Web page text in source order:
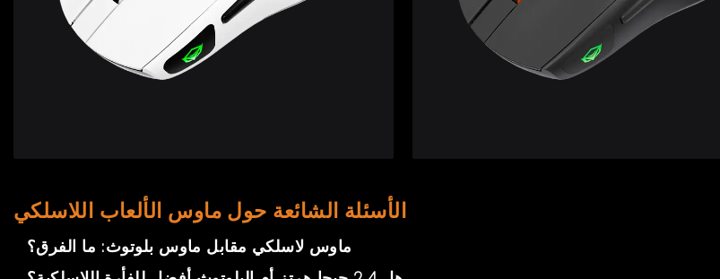
الأسئلة الشائعة حول ماوس الألعاب اللاسلكي
ماوس لاسلكي مقابل ماوس بلوتوث: ما الفرق؟